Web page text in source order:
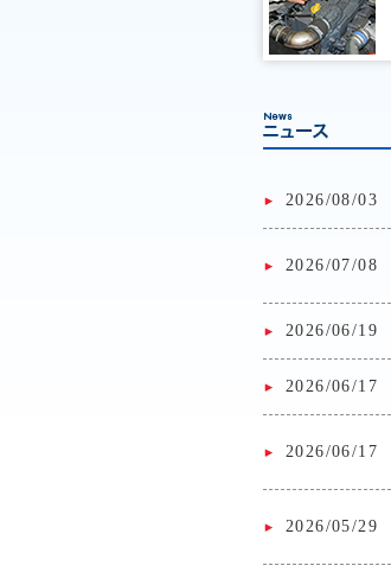
2026/08/03
2026/07/08
2026/06/19
2026/06/17
2026/06/17
2026/05/29